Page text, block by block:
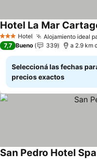
3 Estrellas
Hotel Alojamiento ideal
Hotel La Mar
7,7 Bueno 339 a 2.9 km
Seleccioná las fechas
precios exactos
San Pedro Hotel Spa